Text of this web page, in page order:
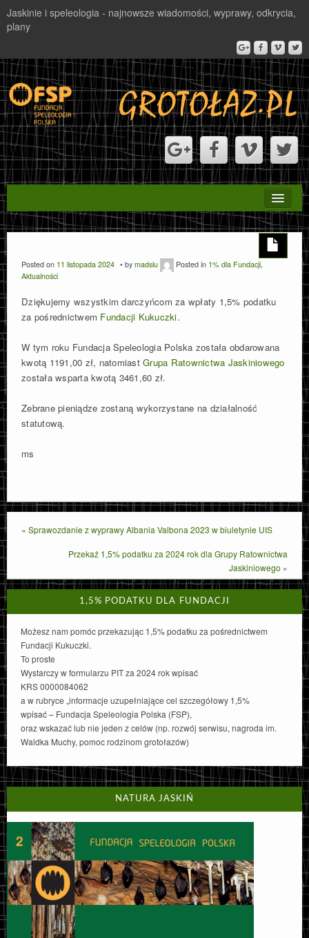
Jaskinie i speleologia - najnowsze wiadomości, wyprawy, odkrycia,
plany
SZACHOWNICA
CAVE SNIPER
Posted on 11 listopada 2024 by madslu Posted in 1% dla Fundacji
Aktualności
Dziękujemy wszystkim darczyńcom za wpłaty 1,5% podatku
za pośrednictwem Fundacji Kukuczki.
W tym roku Fundacja Speleologia Polska została obdarowana
kwotą 1191,00 zł, natomiast Grupa Ratownictwa Jaskiniowego
została wsparta kwotą 3461,60 zł.
Zebrane pieniądze zostaną wykorzystane na działalność
statutową.
ms
« Sprawozdanie z wyprawy Albania Valbona 2023 w biuletynie UIS
Przekaż 1,5% podatku za 2024 rok dla Grupy Ratownictwa
Jaskiniowego »
1,5% PODATKU DLA FUNDACJI
Możesz nam pomóc przekazując 1,5% podatku za pośrednictwem
Fundacji Kukuczki.
To proste
Wystarczy w formularzu PIT za 2024 rok wpisać
KRS 0000084062
a w rubryce „informacje uzupełniające cel szczegółowy 1,5%
wpisać – Fundacja Speleologia Polska (FSP),
oraz wskazać lub nie jeden z celów (np. rozwój serwisu, nagroda im.
Waldka Muchy, pomoc rodzinom grotołazów)
NATURA JASKIŃ